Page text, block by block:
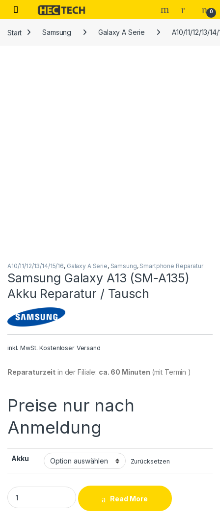
Open 0
Start Samsung Galaxy A Serie A10/11/12/13/
A10/11/12/13/14/15/16, Galaxy A Serie, Samsung, Smartphone Reparatur
Samsung Galaxy A13 (SM-A135)
Akku Reparatur / Tausch
inkl. MwSt. Kostenloser Versand
Reparaturzeit in der Filiale: ca. 60 Minuten (mit Termin )
Preise nur nach
Anmeldung
Akku Zurücksetzen
Samsung Galaxy A13 (SM-A135) Akku Reparatur / Tausch
Read More